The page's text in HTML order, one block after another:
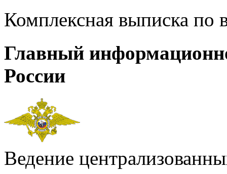
Комплексная выписка
Главный
России
Ведение